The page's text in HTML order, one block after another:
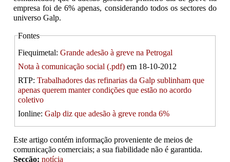
empresa foi de 6% apenas, considerando todos os sectores do
universo Galp.
Fontes
Fiequimetal:Grande adesão à greve na Petrogal
Nota à comunicação social (.pdf) em 18-10-2012
RTP:Trabalhadores das refinarias da Galp sublinham que
apenas querem manter condições que estão no acordo
coletivo
Ionline:Galp diz que adesão à greve ronda 6%
Este artigo contém informação proveniente de meios de
comunicação comerciais; a sua fiabilidade não é garantida.
Secção: notícia